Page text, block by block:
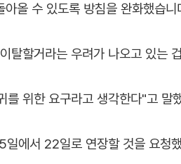
올 수 있도록 방침을 완화했습니
탈할거라는 우려가 나오고 있는
위한 요구라고 생각한다"고 말
에서 22일로 연장할 것을 요청